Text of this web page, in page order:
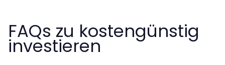
FAQs zu kostengünstig
investieren